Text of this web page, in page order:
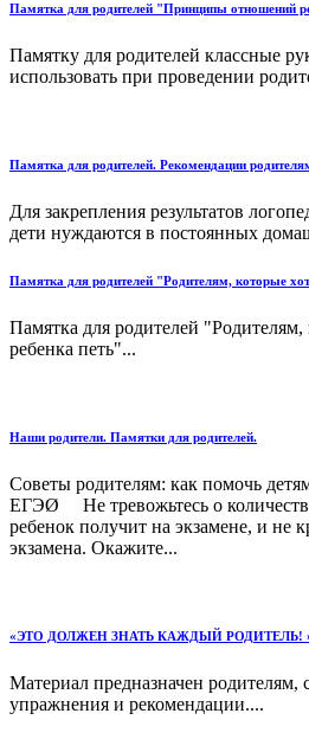
Памятка для родителей "Принципы отношений
Памятку для родителей классные
использовать при проведении
Памятка для родителей. Рекомендации
Для закрепления результатов
дети нуждаются в постоянных
Памятка для родителей "Родителям, которые
Памятка для родителей "Родителям,
ребенка петь"...
Наши родители. Памятки для родителей.
Советы родителям: как помочь
ЕГЭØ Не тревожьтесь о
ребенок получит на экзамене, и не
экзамена. Окажите...
«ЭТО ДОЛЖЕН ЗНАТЬ КАЖДЫЙ РОДИТЕЛЬ!
Материал предназначен родителям,
упражнения и рекомендации....